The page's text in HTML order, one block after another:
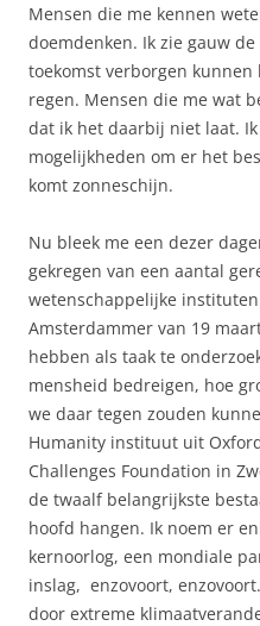
Mensen die me kennen
doemdenken. Ik zie gauw
toekomst verborgen
regen. Mensen die me wat
dat ik het daarbij niet laat.
mogelijkheden om er het
komt zonneschijn.
Nu bleek me een dezer
gekregen van een aantal
wetenschappelijke
Amsterdammer van 19
hebben als taak te
mensheid bedreigen, hoe
we daar tegen zouden
Humanity instituut uit
Challenges Foundation in
de twaalf belangrijkste
hoofd hangen. Ik noem er
kernoorlog, een mondiale
inslag, enzovoort,
door extreme